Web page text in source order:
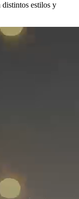
distintos estilos y